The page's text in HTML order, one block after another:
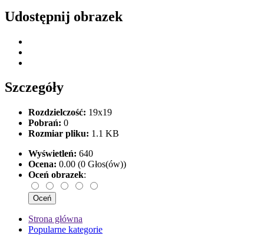
Udostępnij obrazek
Szczegóły
Rozdzielczość: 19x19
Pobrań: 0
Rozmiar pliku: 1.1 KB
Wyświetleń: 640
Ocena: 0.00 (0 Głos(ów))
Oceń obrazek:
Strona główna
Popularne kategorie